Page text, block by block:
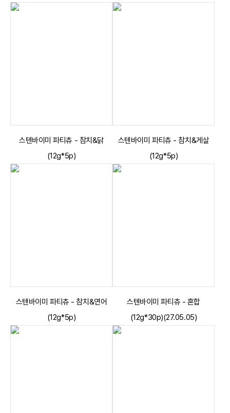
스텐바이미 파티츄 - 참치&닭
(12g*5p)
스텐바이미 파티츄 - 참치&게살
(12g*5p)
스텐바이미 파티츄 - 참치&연어
(12g*5p)
스텐바이미 파티츄 - 혼합
(12g*30p)(27.05.05)